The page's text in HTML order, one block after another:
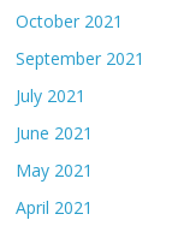
October 2021
September 2021
July 2021
June 2021
May 2021
April 2021